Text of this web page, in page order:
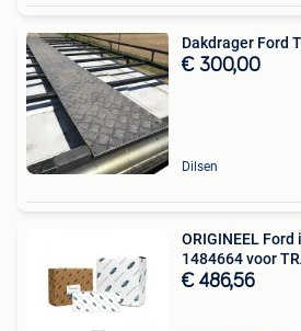
€ 300,00
Dilsen
ORIGINEEL
1484664 voor
€ 486,56